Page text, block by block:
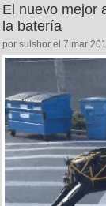
El nuevo mejor
la batería
por sulshor el 7 mar